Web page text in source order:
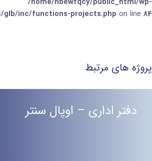
inc/functions-projects.php on line 84
پروژه های مرتبط
دفتر اداری – اوپال سنتر